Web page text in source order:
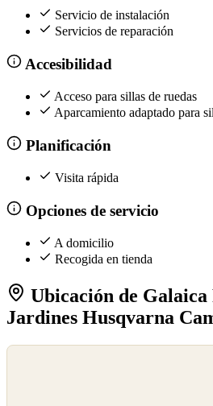
Servicio de instalación
Servicios de reparación
Accesibilidad
Acceso para sillas de ruedas
Aparcamiento adaptado para
Planificación
Visita rápida
Opciones de servicio
A domicilio
Recogida en tienda
Ubicación de Galaica
Jardines Husqvarna